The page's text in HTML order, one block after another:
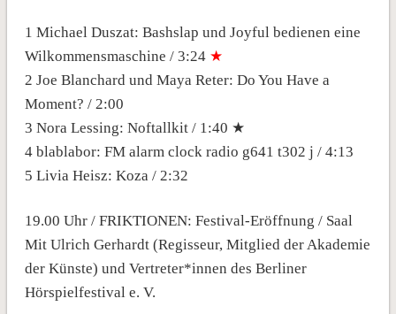
1 Michael Duszat: Bashslap und Joyful bedienen eine
Wilkommensmaschine / 3:24 ★
2 Joe Blanchard und Maya Reter: Do You Have a
Moment? / 2:00
3 Nora Lessing: Noftallkit / 1:40 ★
4 blablabor: FM alarm clock radio g641 t302 j / 4:13
5 Livia Heisz: Koza / 2:32
19.00 Uhr / FRIKTIONEN: Festival-Eröffnung / Saal
Mit Ulrich Gerhardt (Regisseur, Mitglied der Akademie
der Künste) und Vertreter*innen des Berliner
Hörspielfestival e. V.